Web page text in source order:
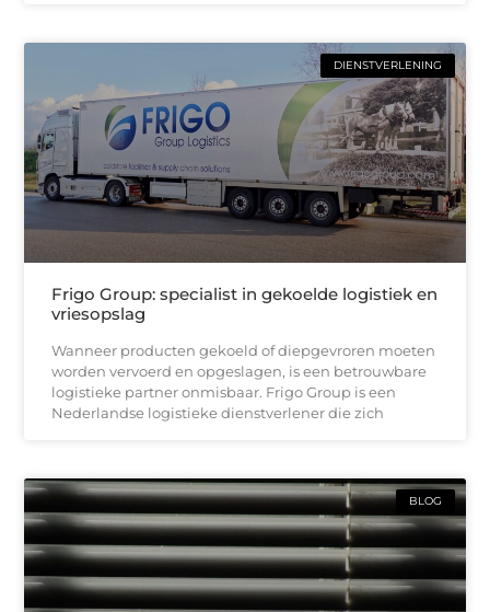
DIENSTVERLENING
Frigo Group: specialist in gekoelde logistiek en
vriesopslag
Wanneer producten gekoeld of diepgevroren moeten
worden vervoerd en opgeslagen, is een betrouwbare
logistieke partner onmisbaar. Frigo Group is een
Nederlandse logistieke dienstverlener die zich
BLOG